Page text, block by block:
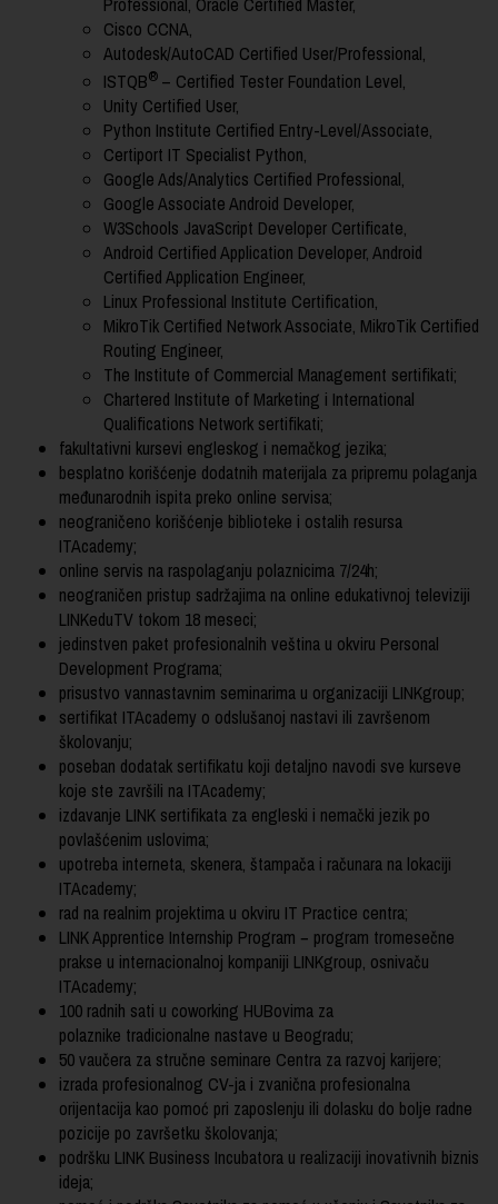
Cisco CCNA,
Autodesk/AutoCAD Certified User/Professional,
ISTQB® – Certified Tester Foundation Level,
Unity Certified User,
Python Institute Certified Entry-Level/Associate,
Certiport IT Specialist Python,
Google Ads/Analytics Certified Professional,
Google Associate Android Developer,
W3Schools JavaScript Developer Certificate,
Android Certified Application Developer, Android
Certified Application Engineer,
Linux Professional Institute Certification,
MikroTik Certified Network Associate, MikroTik Certified
Routing Engineer,
The Institute of Commercial Management sertifikati;
Chartered Institute of Marketing i International
Qualifications Network sertifikati;
fakultativni kursevi engleskog i nemačkog jezika;
besplatno korišćenje dodatnih materijala za pripremu polaganja
međunarodnih ispita preko online servisa;
neograničeno korišćenje biblioteke i ostalih resursa
ITAcademy;
online servis na raspolaganju polaznicima 7/24h;
neograničen pristup sadržajima na online edukativnoj televiziji
LINKeduTV tokom 18 meseci;
jedinstven paket profesionalnih veština u okviru Personal
Development Programa;
prisustvo vannastavnim seminarima u organizaciji LINKgroup;
sertifikat ITAcademy o odslušanoj nastavi ili završenom
školovanju;
poseban dodatak sertifikatu koji detaljno navodi sve kurseve
koje ste završili na ITAcademy;
izdavanje LINK sertifikata za engleski i nemački jezik po
povlašćenim uslovima;
upotreba interneta, skenera, štampača i računara na lokaciji
ITAcademy;
rad na realnim projektima u okviru IT Practice centra;
LINK Apprentice Internship Program − program tromesečne
prakse u internacionalnoj kompaniji LINKgroup, osnivaču
ITAcademy;
100 radnih sati u coworking HUBovima za
polaznike tradicionalne nastave u Beogradu;
50 vaučera za stručne seminare Centra za razvoj karijere;
izrada profesionalnog CV-ja i zvanična profesionalna
orijentacija kao pomoć pri zaposlenju ili dolasku do bolje radne
pozicije po završetku školovanja;
podršku LINK Business Incubatora u realizaciji inovativnih biznis
ideja;